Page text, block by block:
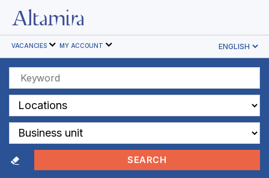
HR
Software
VACANCIES MY ACCOUNT